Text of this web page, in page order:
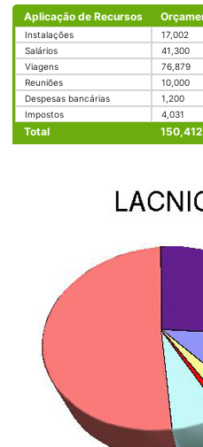
Aplicação de Recursos
Instalações
17,002
Salários
41,300
Viagens
76,879
Reuniões
10,000
Despesas bancárias
1,200
Impostos
4,031
Total 150,412